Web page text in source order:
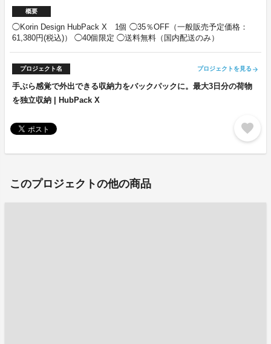
概要
◯Korin Design HubPack X 1個 ◯35％OFF（一般販売予定価格：
61,380円(税込)） ◯40個限定 ◯送料無料（国内配送のみ）
プロジェクト名 プロジェクトを見る arrow_forward
手ぶら感覚で外出できる収納力をバックパックに。最大3日分の荷物
を独立収納 | HubPack X
favorite
このプロジェクトの他の商品